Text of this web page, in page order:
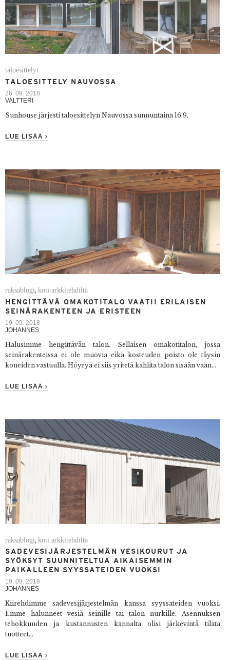
taloesittelyt
TALOESITTELY NAUVOSSA
26. 09. 2018
VALTTERI
Sunhouse järjesti taloesittelyn Nauvossa sunnuntaina 16.9.
LUE LISÄÄ
raksablogi,koti arkkitehdiltä
HENGITTÄVÄ OMAKOTITALO VAATII ERILAISEN
SEINÄRAKENTEEN JA ERISTEEN
19. 09. 2018
JOHANNES
Halusimme hengittävän talon. Sellaisen omakotitalon, jossa
seinärakenteissa ei ole muovia eikä kosteuden poisto ole täysin
koneiden vastuulla. Höyryä ei siis yritetä kahlita talon sisään vaan...
LUE LISÄÄ
raksablogi,koti arkkitehdiltä
SADEVESIJÄRJESTELMÄN VESIKOURUT JA
SYÖKSYT SUUNNITELTUA AIKAISEMMIN
PAIKALLEEN SYYSSATEIDEN VUOKSI
19. 09. 2018
JOHANNES
Kiirehdimme sadevesijärjestelmän kanssa syyssateiden vuoksi.
Emme halunneet vesiä seinille tai talon nurkille. Asennuksen
tehokkuuden ja kustannusten kannalta olisi järkevintä tilata
tuotteet...
LUE LISÄÄ